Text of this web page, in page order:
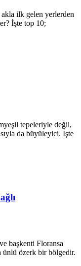
ilk gelen yerlerden
İşte top 10;
tepeleriyle değil,
da büyüleyici. İşte
başkenti Floransa
ünlü özerk bir bölgedir.